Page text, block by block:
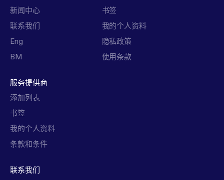
新闻中心
联系我们
Eng
BM
书签
我的个人资料
隐私政策
使用条款
服务提供商
添加列表
书签
我的个人资料
条款和条件
联系我们